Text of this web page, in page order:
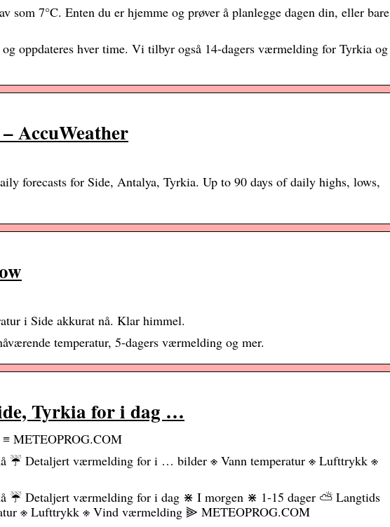
som 7°C. Enten du er hjemme og prøver å planlegge dagen din, eller bare
oppdateres hver time. Vi tilbyr også 14-dagers værmelding for Tyrkia og
AccuWeather
forecasts for Side, Antalya, Tyrkia. Up to 90 days of daily highs, lows,
i Side akkurat nå. Klar himmel.
temperatur, 5-dagers værmelding og mer.
Tyrkia for i dag …
METEOPROG.COM
☔ Detaljert værmelding for i … bilder ※ Vann temperatur ※ Lufttrykk ※
☔ Detaljert værmelding for i dag ⋇ I morgen ⋇ 1-15 dager ⛅ Langtids
※ Lufttrykk ※ Vind værmelding ⫸ METEOPROG.COM